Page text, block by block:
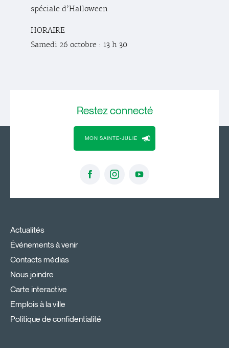
spéciale d’Halloween
HORAIRE
Samedi 26 octobre : 13 h 30
Restezconnecté
MON SAINTE-JULIE
Actualités
Événements à venir
Contacts médias
Nous joindre
Carte interactive
Emplois à la ville
Politique de confidentialité